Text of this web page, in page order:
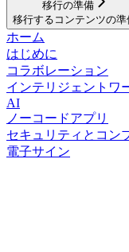
移行の準備
移行するコンテンツの準
ホーム
はじめに
コラボレーション
インテリジェントワ
AI
ノーコードアプリ
セキュリティとコン
電子サイン